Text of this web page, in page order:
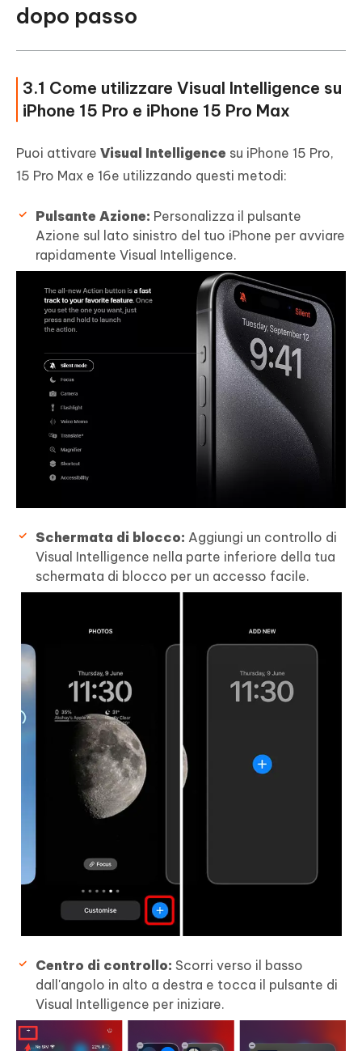
dopo passo
3.1 Come utilizzare Visual Intelligence su
iPhone 15 Pro e iPhone 15 Pro Max
Puoi attivare Visual Intelligence su iPhone 15 Pro,
15 Pro Max e 16e utilizzando questi metodi:
Pulsante Azione: Personalizza il pulsante
Azione sul lato sinistro del tuo iPhone per avviare
rapidamente Visual Intelligence.
Schermata di blocco: Aggiungi un controllo di
Visual Intelligence nella parte inferiore della tua
schermata di blocco per un accesso facile.
Centro di controllo: Scorri verso il basso
dall'angolo in alto a destra e tocca il pulsante di
Visual Intelligence per iniziare.